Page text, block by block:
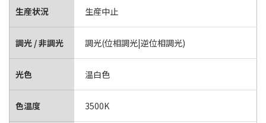
生産状況 生産中止
調光 / 非調光 調光(位相調光|逆位相調光)
光色 温白色
色温度 3500K